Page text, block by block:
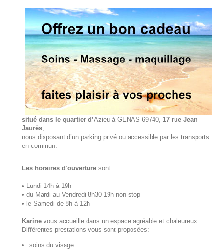
situé dans le quartier d’Azieu à GENAS 69740, 17 rue Jean
Jaurès
nous disposant d’un parking privé ou accessible par les transports
en commun.
Les horaires d’ouverture sont :
• Lundi 14h à 19h
• du Mardi au Vendredi 8h30 19h non-stop
• le Samedi de 8h à 12h
Karine vous accueille dans un espace agréable et chaleureux.
Différentes prestations vous sont proposées:
soins du visage